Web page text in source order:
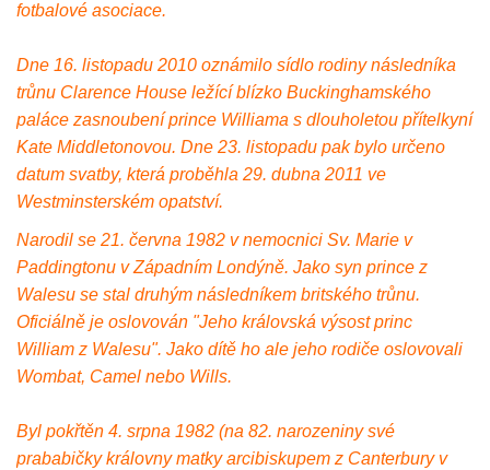
fotbalové asociace.
Dne 16. listopadu 2010 oznámilo sídlo rodiny následníka
trůnu Clarence House ležící blízko Buckinghamského
paláce zasnoubení prince Williama s dlouholetou přítelkyní
Kate Middletonovou. Dne 23. listopadu pak bylo určeno
datum svatby, která proběhla 29. dubna 2011 ve
Westminsterském opatství.
Narodil se 21. června 1982 v nemocnici Sv. Marie v
Paddingtonu v Západním Londýně. Jako syn prince z
Walesu se stal druhým následníkem britského trůnu.
Oficiálně je oslovován "Jeho královská výsost princ
William z Walesu". Jako dítě ho ale jeho rodiče oslovovali
Wombat, Camel nebo Wills.
Byl pokřtěn 4. srpna 1982 (na 82. narozeniny své
prababičky královny matky arcibiskupem z Canterbury v